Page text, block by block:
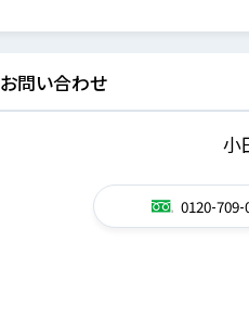
お問い合わせ
小
0120-709-